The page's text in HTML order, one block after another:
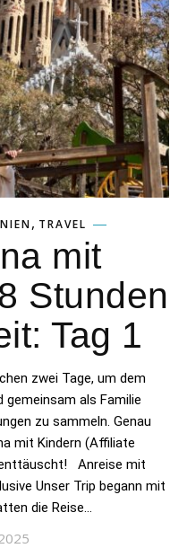
, TRAVEL
mit
Stunden
Tag 1
zwei Tage, um dem
als Familie
zu sammeln. Genau
mit Kindern (Affiliate
Anreise mit
Unser Trip begann mit
die Reise…